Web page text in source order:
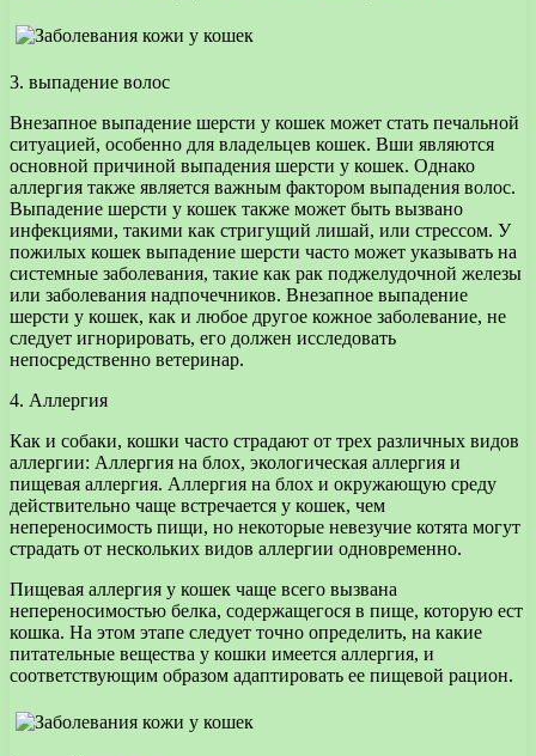
3. выпадение волос
Внезапное выпадение шерсти у кошек может стать печальной
ситуацией, особенно для владельцев кошек. Вши являются
основной причиной выпадения шерсти у кошек. Однако
аллергия также является важным фактором выпадения волос.
Выпадение шерсти у кошек также может быть вызвано
инфекциями, такими как стригущий лишай, или стрессом. У
пожилых кошек выпадение шерсти часто может указывать на
системные заболевания, такие как рак поджелудочной железы
или заболевания надпочечников. Внезапное выпадение
шерсти у кошек, как и любое другое кожное заболевание, не
следует игнорировать, его должен исследовать
непосредственно ветеринар.
4. Аллергия
Как и собаки, кошки часто страдают от трех различных видов
аллергии: Аллергия на блох, экологическая аллергия и
пищевая аллергия. Аллергия на блох и окружающую среду
действительно чаще встречается у кошек, чем
непереносимость пищи, но некоторые невезучие котята могут
страдать от нескольких видов аллергии одновременно.
Пищевая аллергия у кошек чаще всего вызвана
непереносимостью белка, содержащегося в пище, которую ест
кошка. На этом этапе следует точно определить, на какие
питательные вещества у кошки имеется аллергия, и
соответствующим образом адаптировать ее пищевой рацион.